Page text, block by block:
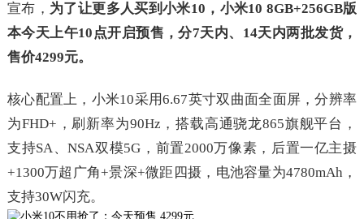
宣布， 为了让更多人买到小米10，小米10 8GB+256GB版
本今天上午10点开启预售，分7天内、14天内两批发货，
售价4299元。
核心配置上，小米10采用6.67英寸双曲面全面屏，分辨率
为FHD+，刷新率为90Hz，搭载高通骁龙865旗舰平台，
支持SA、NSA双模5G，前置2000万像素，后置一亿主摄
+1300万超广角+景深+微距四摄，电池容量为4780mAh，
支持30W闪充。